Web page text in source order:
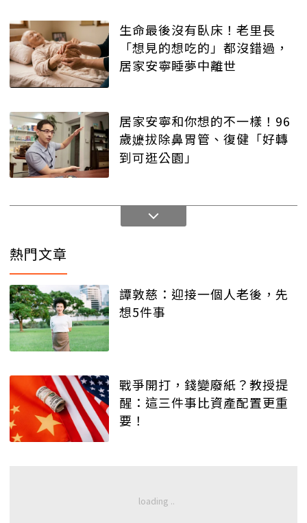
生命最後沒有臥床！老里長
「想見的想吃的」都沒錯過，
居家安寧睡夢中離世
居家安寧和你想的不一樣！96
歲嬷拔除鼻胃管、復健「好轉
到可逛公園」
熱門文章
譚敦慈：迎接一個人老後，先
想5件事
戰爭開打，錢變廢紙？教授提
醒：這三件事比資產配置更重
要！